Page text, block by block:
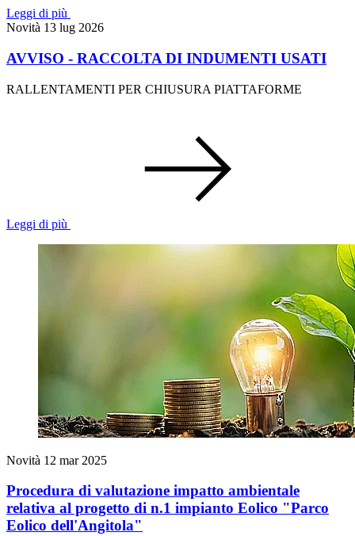
Leggi di più
Novità 13 lug 2026
AVVISO - RACCOLTA DI INDUMENTI USATI
RALLENTAMENTI PER CHIUSURA PIATTAFORME
Leggi di più
Novità 12 mar 2025
Procedura di valutazione impatto ambientale
relativa al progetto di n.1 impianto Eolico "Parco
Eolico dell'Angitola"